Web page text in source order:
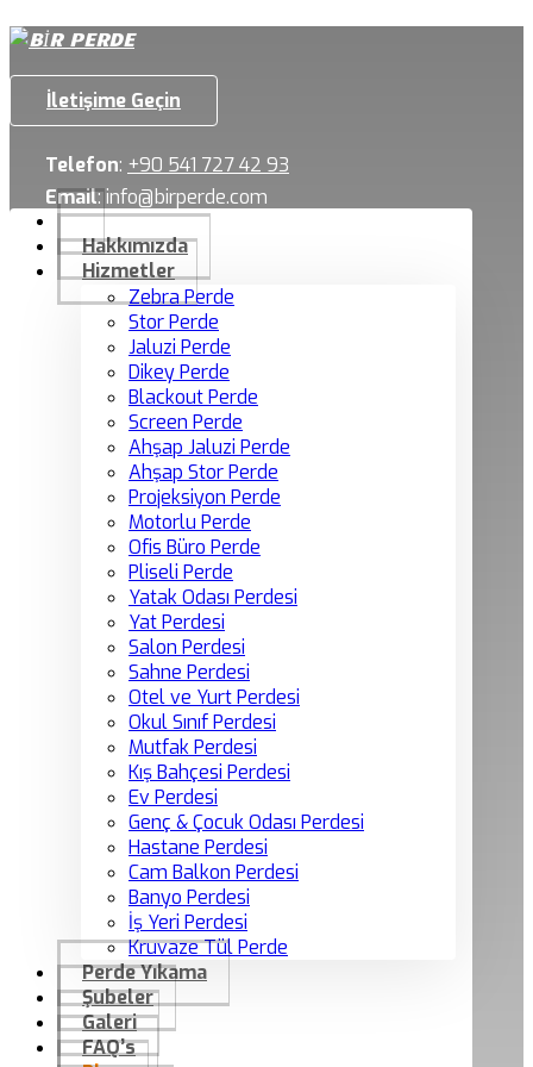
İletişime Geçin
Telefon: +90 541 727 42 93
Email:info@birperde.com
Hakkımızda
Hizmetler
Zebra Perde
Stor Perde
Jaluzi Perde
Dikey Perde
Blackout Perde
Screen Perde
Ahşap Jaluzi Perde
Ahşap Stor Perde
Projeksiyon Perde
Motorlu Perde
Ofis Büro Perde
Pliseli Perde
Yatak Odası Perdesi
Yat Perdesi
Salon Perdesi
Sahne Perdesi
Otel ve Yurt Perdesi
Okul Sınıf Perdesi
Mutfak Perdesi
Kış Bahçesi Perdesi
Ev Perdesi
Genç & Çocuk Odası Perdesi
Hastane Perdesi
Cam Balkon Perdesi
Banyo Perdesi
İş Yeri Perdesi
Kruvaze Tül Perde
Perde Yıkama
Şubeler
Galeri
FAQ’s